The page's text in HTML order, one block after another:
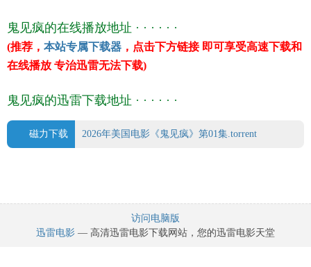
鬼见疯的在线播放地址 · · · · · ·
(推荐， 本站专属下载器 ，点击下方链接 即可享受高速下载和
在线播放 专治迅雷无法下载)
鬼见疯的迅雷下载地址 · · · · · ·
磁力下载 2026年美国电影《鬼见疯》第01集.torrent
访问电脑版
迅雷电影 — 高清迅雷电影下载网站，您的迅雷电影天堂